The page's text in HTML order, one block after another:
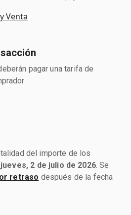
Venta
pagar una tarifa de
del importe de los
jueves, 2 de julio de 2026. Se
retraso después de la fecha